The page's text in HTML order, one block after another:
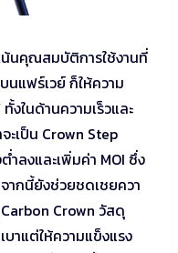
น้นคุณสมบัติการใช้งานที่
นแฟร์เวย์ ก็ให้ความ
ในด้านความเร็วและ
ะเป็น Crown Step
ลงและเพิ่มค่า MOI ซึ่ง
ากนี้ยังช่วยชดเชยควา
Crown วัสดุ
าแต่ให้ความแข็งแรง